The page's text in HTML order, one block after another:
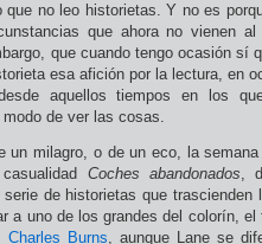
que no leo historietas. Y no es
que ahora no vienen
que cuando tengo ocasión sí
esa afición por la lectura, en
aquellos tiempos en los
de ver las cosas.
un milagro, o de un eco, la
Coches abandonados,
serie de historietas que
a uno de los grandes del colorín,
Charles Burns, aunque Lane se